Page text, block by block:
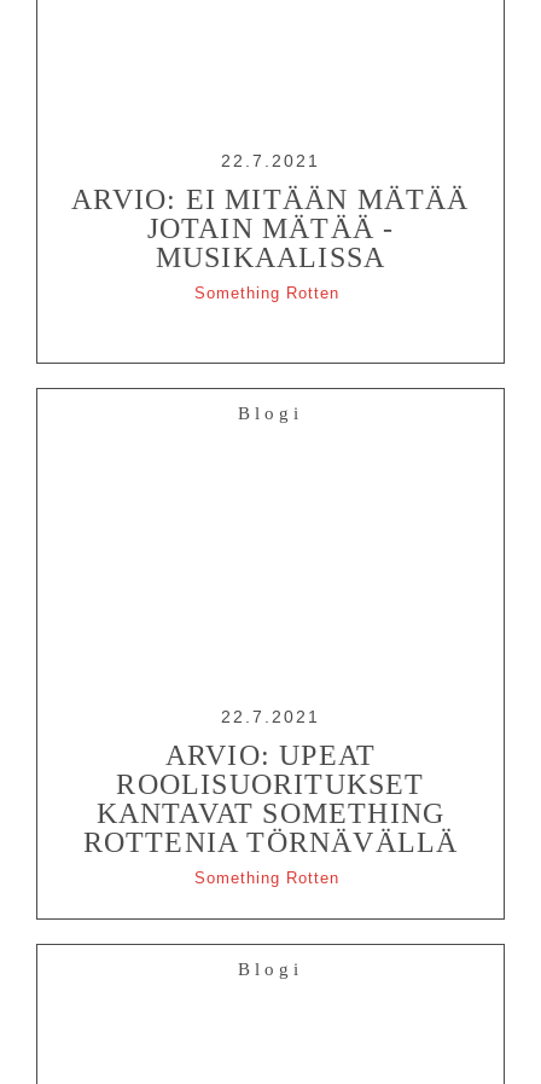
22.7.2021
ARVIO: EI MITÄÄN MÄTÄÄ
JOTAIN MÄTÄÄ -
MUSIKAALISSA
Something Rotten
Blogi
22.7.2021
ARVIO: UPEAT
ROOLISUORITUKSET
KANTAVAT SOMETHING
ROTTENIA TÖRNÄVÄLLÄ
Something Rotten
Blogi